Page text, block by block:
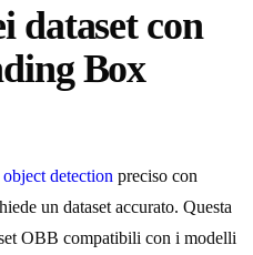
dataset con
Box
object detection preciso con
un dataset accurato. Questa
OBB compatibili con i modelli